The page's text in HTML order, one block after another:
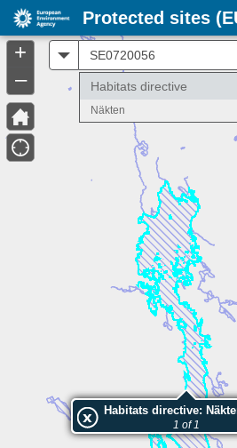
Habitats directive:
1 of 1
+
–
Habitats directive
Näkten
Protected sites